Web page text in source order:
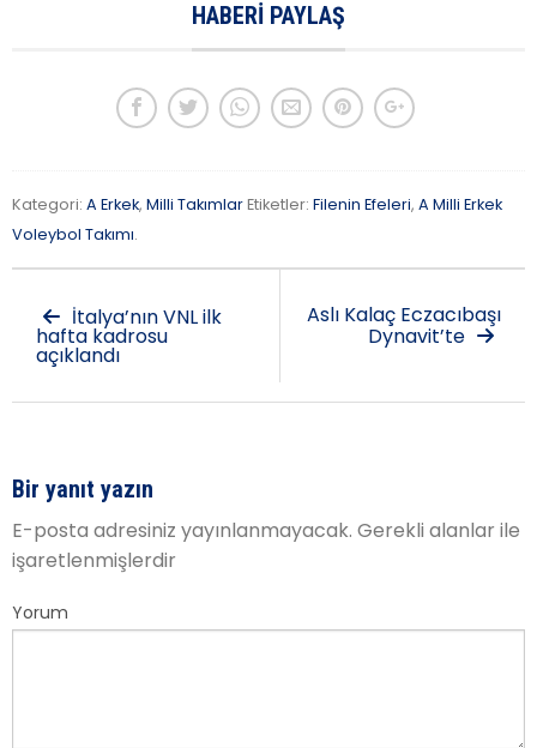
HABERI PAYLAŞ
Kategori: A Erkek, Milli TakımlarEtiketler: Filenin Efeleri, A Milli Erkek
Voleybol Takımı.
İtalya’nın VNL ilk
hafta kadrosu
açıklandı
Aslı Kalaç Eczacıbaşı
Dynavit’te
Bir yanıt yazın
E-posta adresiniz yayınlanmayacak. Gerekli alanlar ile
işaretlenmişlerdir
Yorum